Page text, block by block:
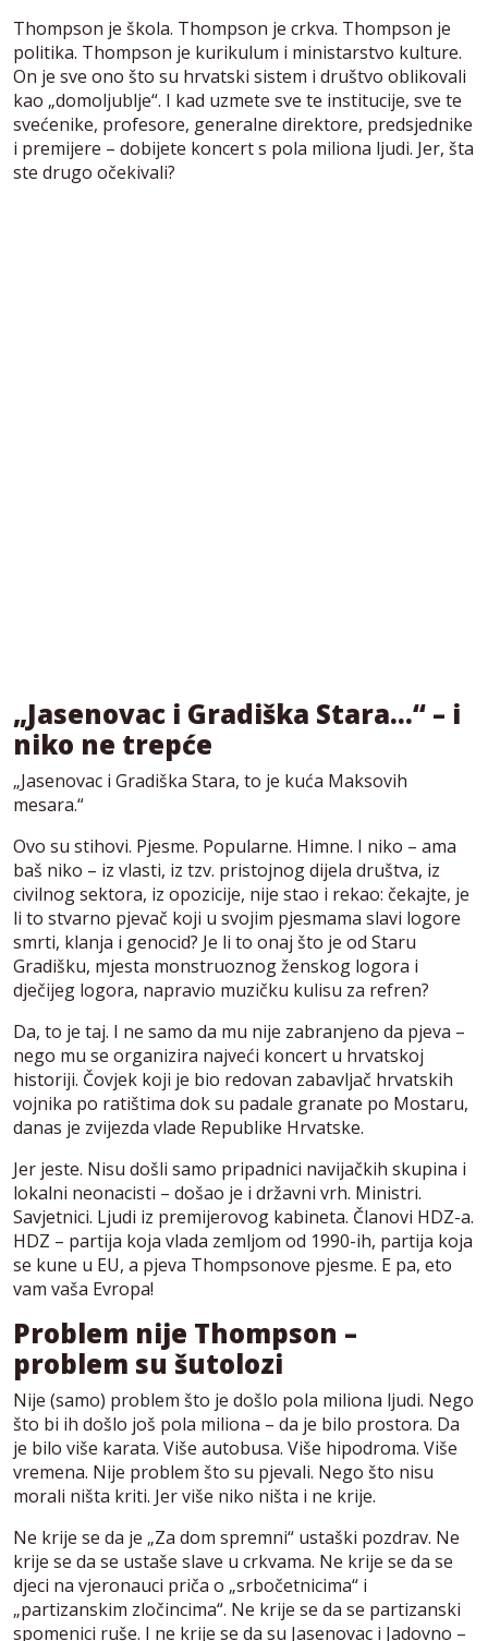
Thompson je škola. Thompson je crkva. Thompson je
politika. Thompson je kurikulum i ministarstvo kulture.
On je sve ono što su hrvatski sistem i društvo oblikovali
kao „domoljublje“. I kad uzmete sve te institucije, sve te
svećenike, profesore, generalne direktore, predsjednike
i premijere – dobijete koncert s pola miliona ljudi. Jer, šta
ste drugo očekivali?
„Jasenovac i Gradiška Stara…“ – i
niko ne trepće
„Jasenovac i Gradiška Stara, to je kuća Maksovih
mesara.“
Ovo su stihovi. Pjesme. Popularne. Himne. I niko – ama
baš niko – iz vlasti, iz tzv. pristojnog dijela društva, iz
civilnog sektora, iz opozicije, nije stao i rekao: čekajte, je
li to stvarno pjevač koji u svojim pjesmama slavi logore
smrti, klanja i genocid? Je li to onaj što je od Staru
Gradišku, mjesta monstruoznog ženskog logora i
dječijeg logora, napravio muzičku kulisu za refren?
Da, to je taj. I ne samo da mu nije zabranjeno da pjeva –
nego mu se organizira najveći koncert u hrvatskoj
historiji. Čovjek koji je bio redovan zabavljač hrvatskih
vojnika po ratištima dok su padale granate po Mostaru,
danas je zvijezda vlade Republike Hrvatske.
Jer jeste. Nisu došli samo pripadnici navijačkih skupina i
lokalni neonacisti – došao je i državni vrh. Ministri.
Savjetnici. Ljudi iz premijerovog kabineta. Članovi HDZ-a.
HDZ – partija koja vlada zemljom od 1990-ih, partija koja
se kune u EU, a pjeva Thompsonove pjesme. E pa, eto
vam vaša Evropa!
Problem nije Thompson –
problem su šutolozi
Nije (samo) problem što je došlo pola miliona ljudi. Nego
što bi ih došlo još pola miliona – da je bilo prostora. Da
je bilo više karata. Više autobusa. Više hipodroma. Više
vremena. Nije problem što su pjevali. Nego što nisu
morali ništa kriti. Jer više niko ništa i ne krije.
Ne krije se da je „Za dom spremni“ ustaški pozdrav. Ne
krije se da se ustaše slave u crkvama. Ne krije se da se
djeci na vjeronauci priča o „srbočetnicima“ i
„partizanskim zločincima“. Ne krije se da se partizanski
spomenici ruše. I ne krije se da su Jasenovac i Jadovno –